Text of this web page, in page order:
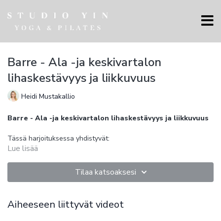
Barre - Ala -ja keskivartalon
lihaskestävyys ja liikkuvuus
Heidi Mustakallio
Barre - Ala -ja keskivartalon lihaskestävyys ja liikkuvuus
Tässä harjoituksessa yhdistyvät:
lihaskestävyys
lihaksia ja niveliä. Liikkeet tukevat ryhtiä ja auttavat kehoa
toimimaan paremmin arjessa. Erinomainen harjoitus, jos kaipaat
Lue lisää
Tilaa katsoaksesi
Aiheeseen liittyvät videot